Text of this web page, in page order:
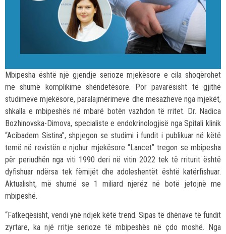
Mbipesha është një gjendje serioze mjekësore e cila shoqërohet
me shumë komplikime shëndetësore. Por pavarësisht të gjithë
studimeve mjekësore, paralajmërimeve dhe mesazheve nga mjekët,
shkalla e mbipeshës në mbarë botën vazhdon të rritet. Dr. Nadica
Bozhinovska-Dimova, specialiste e endokrinologjisë nga Spitali klinik
“Acibadem Sistina”, shpjegon se studimi i fundit i publikuar në këtë
temë në revistën e njohur mjekësore “Lancet” tregon se mbipesha
për periudhën nga viti 1990 deri në vitin 2022 tek të rriturit është
dyfishuar ndërsa tek fëmijët dhe adoleshentët është katërfishuar.
Aktualisht, më shumë se 1 miliard njerëz në botë jetojnë me
mbipeshë.
“Fatkeqësisht, vendi ynë ndjek këtë trend. Sipas të dhënave të fundit
zyrtare, ka një rritje serioze të mbipeshës në çdo moshë. Nga